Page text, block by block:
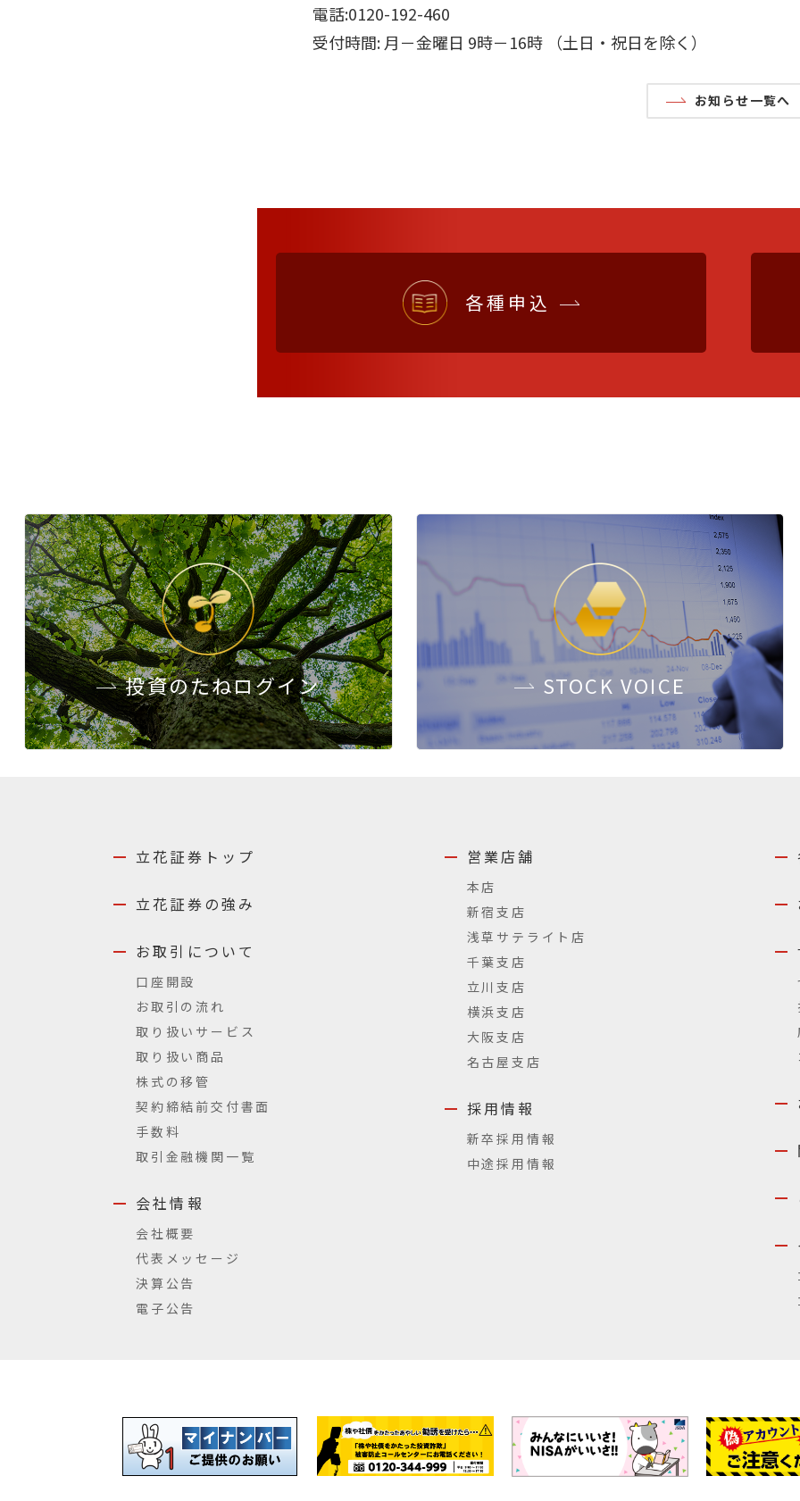
電話:0120-192-460
受付時間: 月－金曜日 9時－16時 （土日・祝日を除く）
お知らせ一覧へ
各種申込
投資のたねログイン STOCKVOICE
立花証券トップ
立花証券の強み
お取引について
口座開設
お取引の流れ
取り扱いサービス
取り扱い商品
株式の移管
契約締結前交付書面
手数料
取引金融機関一覧
会社情報
会社概要
代表メッセージ
決算公告
電子公告
営業店舗
本店
新宿支店
浅草サテライト店
千葉支店
立川支店
横浜支店
大阪支店
名古屋支店
採用情報
新卒採用情報
中途採用情報